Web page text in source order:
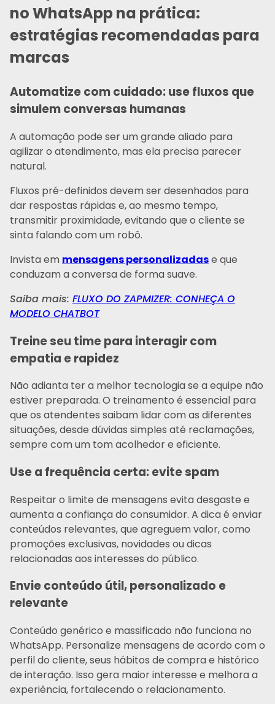
no WhatsApp na prática:
estratégias recomendadas para
marcas
Automatize com cuidado: use fluxos que
simulem conversas humanas
A automação pode ser um grande aliado para
agilizar o atendimento, mas ela precisa parecer
natural.
Fluxos pré-definidos devem ser desenhados para
dar respostas rápidas e, ao mesmo tempo,
transmitir proximidade, evitando que o cliente se
sinta falando com um robô.
Invista em mensagens personalizadase que
conduzam a conversa de forma suave.
Saiba mais: FLUXO DO ZAPMIZER: CONHEÇA O
MODELO CHATBOT
Treine seu time para interagir com
empatia e rapidez
Não adianta ter a melhor tecnologia se a equipe não
estiver preparada. O treinamento é essencial para
que os atendentes saibam lidar com as diferentes
situações, desde dúvidas simples até reclamações,
sempre com um tom acolhedor e eficiente.
Use a frequência certa: evite spam
Respeitar o limite de mensagens evita desgaste e
aumenta a confiança do consumidor. A dica é enviar
conteúdos relevantes, que agreguem valor, como
promoções exclusivas, novidades ou dicas
relacionadas aos interesses do público.
Envie conteúdo útil, personalizado e
relevante
Conteúdo genérico e massificado não funciona no
WhatsApp. Personalize mensagens de acordo com o
perfil do cliente, seus hábitos de compra e histórico
de interação. Isso gera maior interesse e melhora a
experiência, fortalecendo o relacionamento.